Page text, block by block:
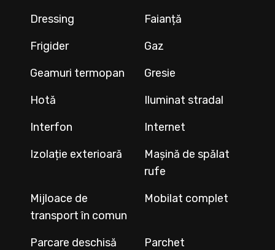
Dressing
Faianță
Frigider
Gaz
Geamuri termopan
Gresie
Hotă
Iluminat stradal
Interfon
Internet
Izolație exterioară
Mașină de spălat
rufe
Mijloace de
transport în comun
Mobilat complet
Parcare deschisă
Parchet